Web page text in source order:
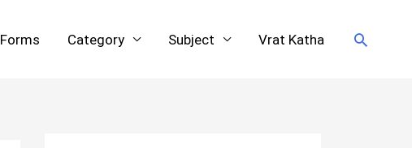
Forms Category Subject Vrat Katha Search